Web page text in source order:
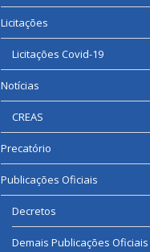
Licitações
Licitações Covid-19
Notícias
CREAS
Precatório
Publicações Oficiais
Decretos
Demais Publicações Oficiais